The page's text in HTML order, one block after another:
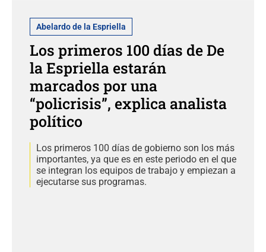
Abelardo de la Espriella
Los primeros 100 días de De
la Espriella estarán
marcados por una
“policrisis”, explica analista
político
Los primeros 100 días de gobierno son los más
importantes, ya que es en este periodo en el que
se integran los equipos de trabajo y empiezan a
ejecutarse sus programas.